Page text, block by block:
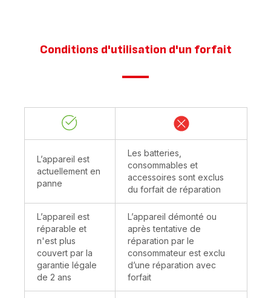
Conditions d'utilisation d'un forfait
L’appareil est
actuellement en
panne
Les batteries,
consommables et
accessoires sont exclus
du forfait de réparation
L’appareil est
réparable et
n'est plus
couvert par la
garantie légale
de 2 ans
L’appareil démonté ou
après tentative de
réparation par le
consommateur est exclu
d’une réparation avec
forfait